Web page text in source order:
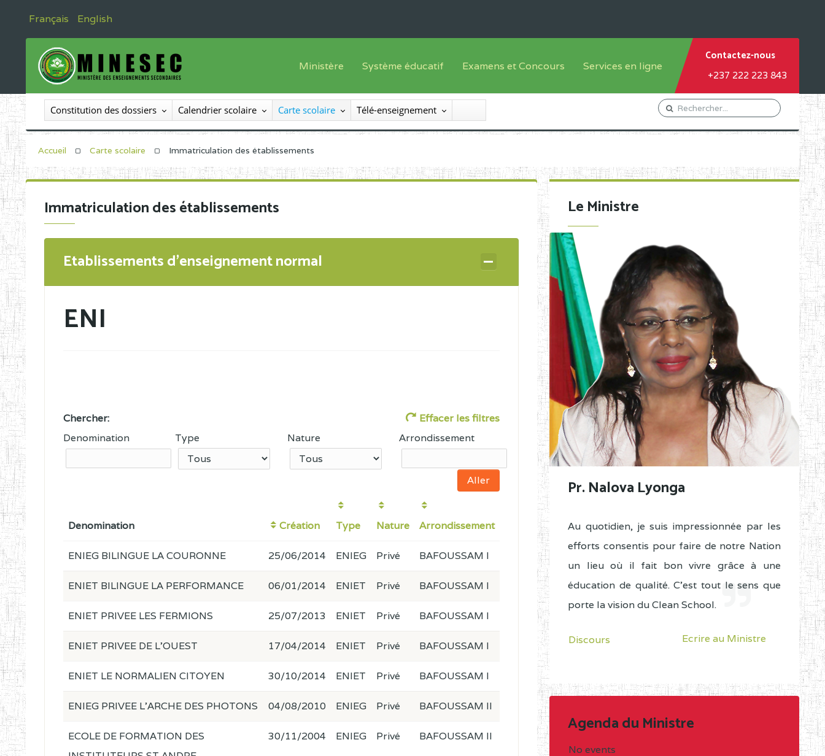
Français English
Ministère
Le Ministre
Le SEESEN
Inspection Générale des Enseignements
Organigramme
Système éducatif
Offre de formation
Sous système francophone
Progammes d'études
Examens et Concours
Inscriptions
Liste des candidats
Diplômes disponibles
Services en ligne
Orientation Conseil
Gestion du Personnel
Demande de subvention
Contactez-nous
+237 222 223 843
Constitution des dossiers Calendrier scolaire Carte scolaire Télé-enseignement
Accueil Carte scolaire Immatriculation des établissements
Immatriculation des établissements
Etablissements d'enseignement normal
ENI
Chercher:
Effacer les filtres
Denomination
Type Nature Arrondissement
Denomination Création Type Nature Arrondissement
ENIEG BILINGUE LA COURONNE 25/06/2014 ENIEG Privé BAFOUSSAM I
ENIET BILINGUE LA PERFORMANCE 06/01/2014 ENIET Privé BAFOUSSAM I
ENIET PRIVEE LES FERMIONS 25/07/2013 ENIET Privé BAFOUSSAM I
ENIET PRIVEE DE L'OUEST 17/04/2014 ENIET Privé BAFOUSSAM I
ENIET LE NORMALIEN CITOYEN 30/10/2014 ENIET Privé BAFOUSSAM I
ENIEG PRIVEE L'ARCHE DES PHOTONS 04/08/2010 ENIEG Privé BAFOUSSAM II
ECOLE DE FORMATION DES
30/11/2004 ENIEG Privé BAFOUSSAM II
Le Ministre
Pr. Nalova Lyonga
Au quotidien, je suis impressionnée par les
efforts consentis pour faire de notre Nation
un lieu où il fait bon vivre grâce à une
éducation de qualité. C'est tout le sens que
porte la vision du Clean School.
Discours Ecrire au Ministre
Agenda du Ministre
No events